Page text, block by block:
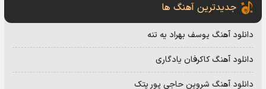
جدیدترین آهنگ ها
دانلود آهنگ یوسف بهراد یه تنه
دانلود آهنگ کاکرفان یادگاری
دانلود آهنگ شروین حاجی پور پتک